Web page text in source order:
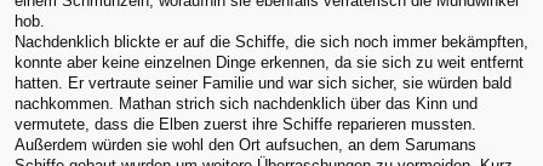
hob.
Nachdenklich blickte er auf die Schiffe, die sich noch immer bekämpften,
konnte aber keine einzelnen Dinge erkennen, da sie sich zu weit entfernt
hatten. Er vertraute seiner Familie und war sich sicher, sie würden bald
nachkommen. Mathan strich sich nachdenklich über das Kinn und
vermutete, dass die Elben zuerst ihre Schiffe reparieren mussten.
Außerdem würden sie wohl den Ort aufsuchen, an dem Sarumans